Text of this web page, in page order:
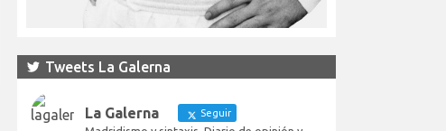
Tweets La Galerna
La Galerna Seguir